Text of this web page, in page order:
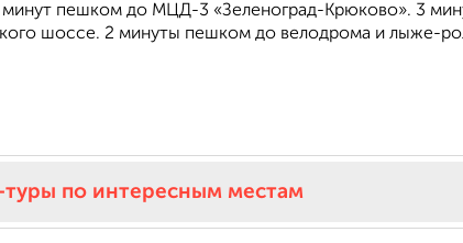
пешком до МЦД-3 «Зеленоград-Крюково». 3
шоссе. 2 минуты пешком до велодрома и лыже-
туры по интересным местам